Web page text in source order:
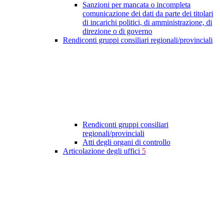
Sanzioni per mancata o incompleta
comunicazione dei dati da parte dei titolari
di incarichi politici, di amministrazione, di
direzione o di governo
Rendiconti gruppi consiliari regionali/provinciali
Rendiconti gruppi consiliari
regionali/provinciali
Atti degli organi di controllo
Articolazione degli uffici 5